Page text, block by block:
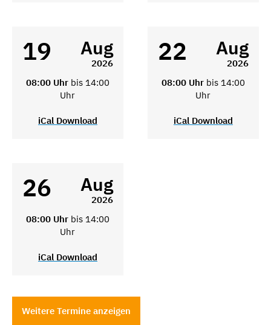
19 Aug
2026
08:00 Uhr bis 14:00
Uhr
iCal Download
22 Aug
2026
08:00 Uhr bis 14:00
Uhr
iCal Download
26 Aug
2026
08:00 Uhr bis 14:00
Uhr
iCal Download
Weitere Termine anzeigen